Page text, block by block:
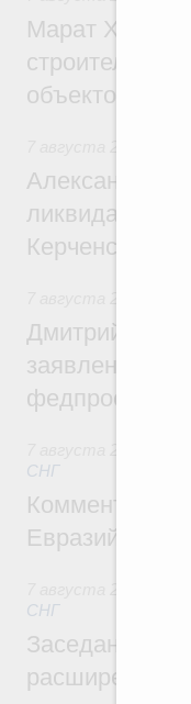
Марат
объектов
Александр
ликвидации
Керченском
Дмитрий
заявлений от
федпроекта
СНГ
Комментарий
Евразийского
СНГ
Заседание
расширенном